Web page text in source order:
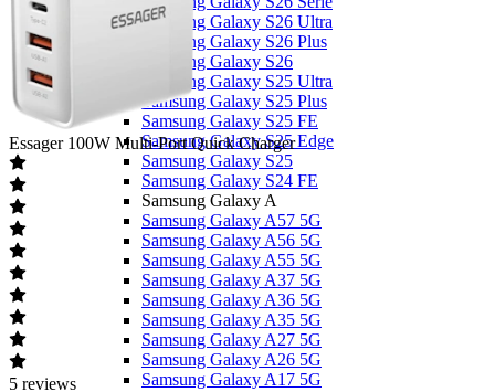
Samsung Galaxy S26 Ultra
Samsung Galaxy S26 Plus
Samsung Galaxy S26
Samsung Galaxy S25 Ultra
Samsung Galaxy S25 Plus
Samsung Galaxy S25 FE
Samsung Galaxy S25 Edge
Samsung Galaxy S25
Samsung Galaxy S24 FE
Samsung Galaxy A
Samsung Galaxy A57 5G
Samsung Galaxy A56 5G
Samsung Galaxy A55 5G
Samsung Galaxy A37 5G
Samsung Galaxy A36 5G
Samsung Galaxy A35 5G
Samsung Galaxy A27 5G
Samsung Galaxy A26 5G
Samsung Galaxy A17 5G
Essager 100W Multi-Port Quick Charger
5 reviews